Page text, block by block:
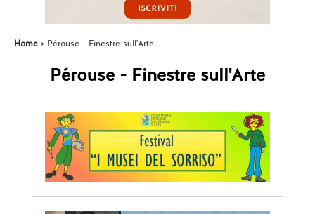
Home Pérouse - Finestre sull'Arte
Pérouse - Finestre sull'Arte